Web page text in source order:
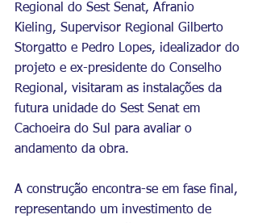
Regional do Sest Senat, Afranio
Kieling, Supervisor Regional Gilberto
Storgatto e Pedro Lopes, idealizador do
projeto e ex-presidente do Conselho
Regional, visitaram as instalações da
futura unidade do Sest Senat em
Cachoeira do Sul para avaliar o
andamento da obra.
A construção encontra-se em fase final,
representando um investimento de